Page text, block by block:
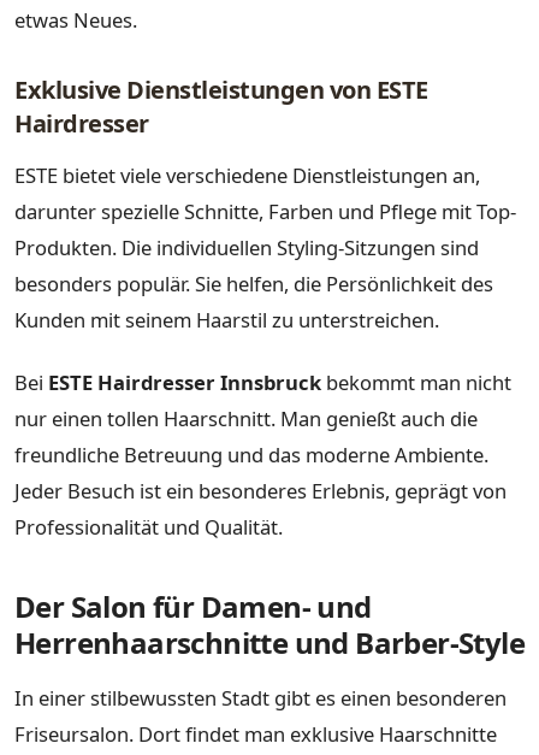
etwas Neues.
Exklusive Dienstleistungen von ESTE
Hairdresser
ESTE bietet viele verschiedene Dienstleistungen an,
darunter spezielle Schnitte, Farben und Pflege mit Top-
Produkten. Die individuellen Styling-Sitzungen sind
besonders populär. Sie helfen, die Persönlichkeit des
Kunden mit seinem Haarstil zu unterstreichen.
Bei ESTE Hairdresser Innsbruck bekommt man nicht
nur einen tollen Haarschnitt. Man genießt auch die
freundliche Betreuung und das moderne Ambiente.
Jeder Besuch ist ein besonderes Erlebnis, geprägt von
Professionalität und Qualität.
Der Salon für Damen- und
Herrenhaarschnitte und Barber-Style
In einer stilbewussten Stadt gibt es einen besonderen
Friseursalon. Dort findet man exklusive Haarschnitte